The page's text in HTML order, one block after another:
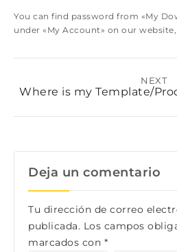
You can find password from «My
under «My Account» on our
NEXT
Where is my Template/
Deja un comentario
Tu dirección de correo
publicada. Los campos
marcados con *